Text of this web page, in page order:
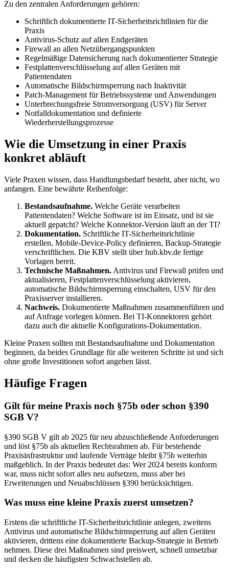
Zu den zentralen Anforderungen gehören:
Schriftlich dokumentierte IT-Sicherheitsrichtlinien für die
Praxis
Antivirus-Schutz auf allen Endgeräten
Firewall an allen Netzübergangspunkten
Regelmäßige Datensicherung nach dokumentierter Strategie
Festplattenverschlüsselung auf allen Geräten mit
Patientendaten
Automatische Bildschirmsperrung nach Inaktivität
Patch-Management für Betriebssysteme und Anwendungen
Unterbrechungsfreie Stromversorgung (USV) für Server
Notfalldokumentation und definierte
Wiederherstellungsprozesse
Wie die Umsetzung in einer Praxis
konkret abläuft
Viele Praxen wissen, dass Handlungsbedarf besteht, aber nicht, wo
anfangen. Eine bewährte Reihenfolge:
Bestandsaufnahme. Welche Geräte verarbeiten
Patientendaten? Welche Software ist im Einsatz, und ist sie
aktuell gepatcht? Welche Konnektor-Version läuft an der TI?
Dokumentation. Schriftliche IT-Sicherheitsrichtlinie
erstellen, Mobile-Device-Policy definieren, Backup-Strategie
verschriftlichen. Die KBV stellt über hub.kbv.de fertige
Vorlagen bereit.
Technische Maßnahmen. Antivirus und Firewall prüfen und
aktualisieren, Festplattenverschlüsselung aktivieren,
automatische Bildschirmsperrung einschalten, USV für den
Praxisserver installieren.
Nachweis. Dokumentierte Maßnahmen zusammenführen und
auf Anfrage vorlegen können. Bei TI-Konnektoren gehört
dazu auch die aktuelle Konfigurations-Dokumentation.
Kleine Praxen sollten mit Bestandsaufnahme und Dokumentation
beginnen, da beides Grundlage für alle weiteren Schritte ist und sich
ohne große Investitionen sofort angehen lässt.
Häufige Fragen
Gilt für meine Praxis noch §75b oder schon §390
SGB V?
§390 SGB V gilt ab 2025 für neu abzuschließende Anforderungen
und löst §75b als aktuellen Rechtsrahmen ab. Für bestehende
Praxisinfrastruktur und laufende Verträge bleibt §75b weiterhin
maßgeblich. In der Praxis bedeutet das: Wer 2024 bereits konform
war, muss nicht sofort alles neu aufsetzen, muss aber bei
Erweiterungen und Neuabschlüssen §390 berücksichtigen.
Was muss eine kleine Praxis zuerst umsetzen?
Erstens die schriftliche IT-Sicherheitsrichtlinie anlegen, zweitens
Antivirus und automatische Bildschirmsperrung auf allen Geräten
aktivieren, drittens eine dokumentierte Backup-Strategie in Betrieb
nehmen. Diese drei Maßnahmen sind preiswert, schnell umsetzbar
und decken die häufigsten Schwachstellen ab.